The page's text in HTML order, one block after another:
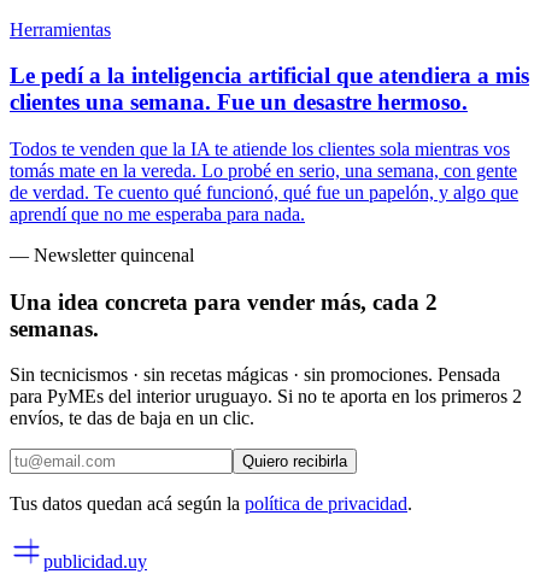
Herramientas
Le pedí a la inteligencia artificial que atendiera a mis
clientes una semana. Fue un desastre hermoso.
Todos te venden que la IA te atiende los clientes sola mientras vos
tomás mate en la vereda. Lo probé en serio, una semana, con gente
de verdad. Te cuento qué funcionó, qué fue un papelón, y algo que
aprendí que no me esperaba para nada.
— Newsletter quincenal
Una idea concreta para vender más, cada 2
semanas.
Sin tecnicismos · sin recetas mágicas · sin promociones. Pensada
para PyMEs del interior uruguayo. Si no te aporta en los primeros 2
envíos, te das de baja en un clic.
Quiero recibirla
Tus datos quedan acá según la política de privacidad.
publicidad.uy